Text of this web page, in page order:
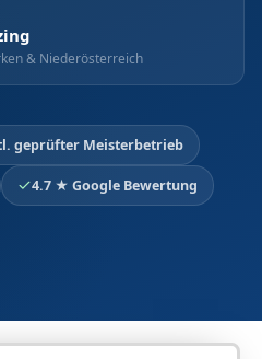
& Niederösterreich
geprüfter Meisterbetrieb
4.7 ★ Google Bewertung